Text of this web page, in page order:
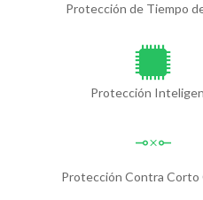
Protección de Tiempo
Protección
Protección Contra Corto